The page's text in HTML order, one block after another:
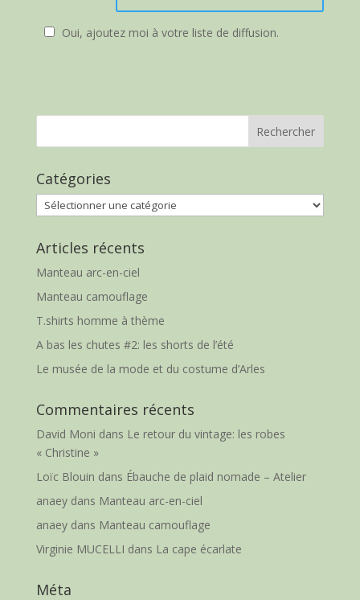
Oui, ajoutez moi à votre liste de diffusion.
Catégories
Catégories
Articles récents
Manteau arc-en-ciel
Manteau camouflage
T.shirts homme à thème
A bas les chutes #2: les shorts de l’été
Le musée de la mode et du costume d’Arles
Commentaires récents
David Moni dans Le retour du vintage: les robes
« Christine »
Loïc Blouin dans Ébauche de plaid nomade – Atelier
anaeydans Manteau arc-en-ciel
anaeydans Manteau camouflage
Virginie MUCELLI dans La cape écarlate
Méta